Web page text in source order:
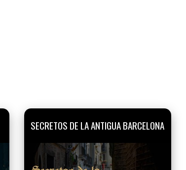
SECRETOS DE LA ANTIGUA BARCELONA